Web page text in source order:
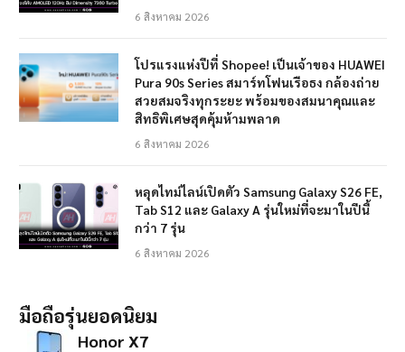
6 สิงหาคม 2026
โปรแรงแห่งปีที่ Shopee! เป็นเจ้าของ HUAWEI
Pura 90s Series สมาร์ทโฟนเรือธง กล้องถ่าย
สวยสมจริงทุกระยะ พร้อมของสมนาคุณและ
สิทธิพิเศษสุดคุ้มห้ามพลาด
6 สิงหาคม 2026
หลุดไทม์ไลน์เปิดตัว Samsung Galaxy S26 FE,
Tab S12 และ Galaxy A รุ่นใหม่ที่จะมาในปีนี้
กว่า 7 รุ่น
6 สิงหาคม 2026
มือถือรุ่นยอดนิยม
Honor X7